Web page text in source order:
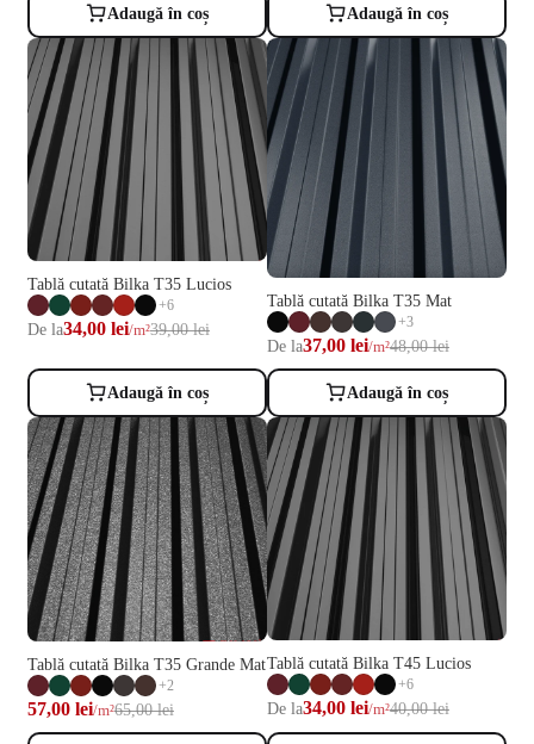
Adaugă în coș Adaugă în coș
Tablă cutată Bilka T35 Lucios
+6
De la34,00 lei/m²39,00 lei
Adaugă în coș
Tablă cutată Bilka T35 Mat
+3
De la37,00 lei/m²48,00 lei
Adaugă în coș
Tablă cutată Bilka T35 Grande Mat
+2
57,00 lei/m²65,00 lei
Tablă cutată Bilka T45 Lucios
+6
De la34,00 lei/m²40,00 lei